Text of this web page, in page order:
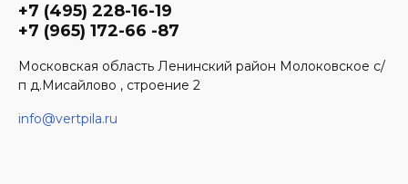
+7 (495) 228-16-19
+7 (965) 172-66 -87
Московская область Ленинский район Молоковское с/
п д.Мисайлово , строение 2
info@vertpila.ru